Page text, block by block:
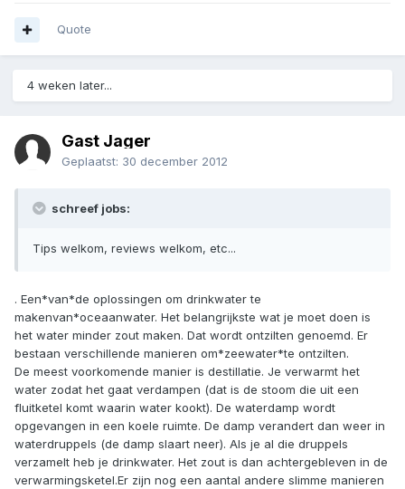
Quote
4 weken later...
Gast Jager
Geplaatst: 30 december 2012
schreef jobs:
Tips welkom, reviews welkom, etc...
. Een*van*de oplossingen om drinkwater te
makenvan*oceaanwater. Het belangrijkste wat je moet doen is
het water minder zout maken. Dat wordt ontzilten genoemd. Er
bestaan verschillende manieren om*zeewater*te ontzilten.
De meest voorkomende manier is destillatie. Je verwarmt het
water zodat het gaat verdampen (dat is de stoom die uit een
fluitketel komt waarin water kookt). De waterdamp wordt
opgevangen in een koele ruimte. De damp verandert dan weer in
waterdruppels (de damp slaart neer). Als je al die druppels
verzamelt heb je drinkwater. Het zout is dan achtergebleven in de
verwarmingsketel.Er zijn nog een aantal andere slimme manieren